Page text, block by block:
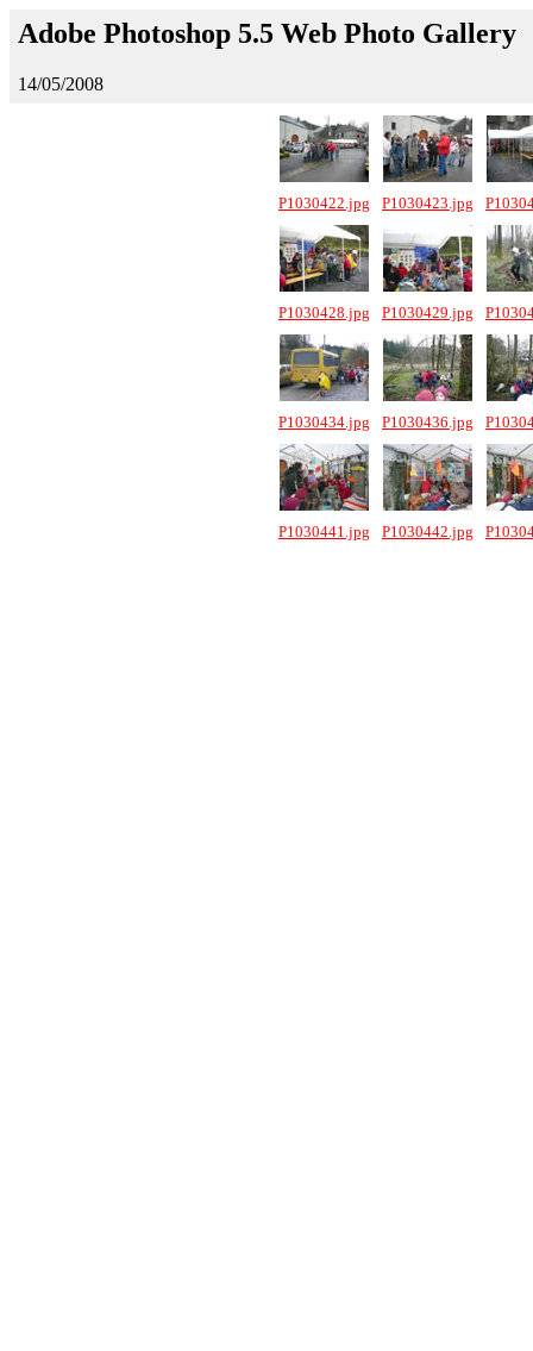
Adobe Photoshop 5.5 Web Photo Gallery
14/05/2008
P1030422.jpg P1030423.jpg
P1030428.jpg P1030429.jpg
P1030434.jpg P1030436.jpg
P1030441.jpg P1030442.jpg